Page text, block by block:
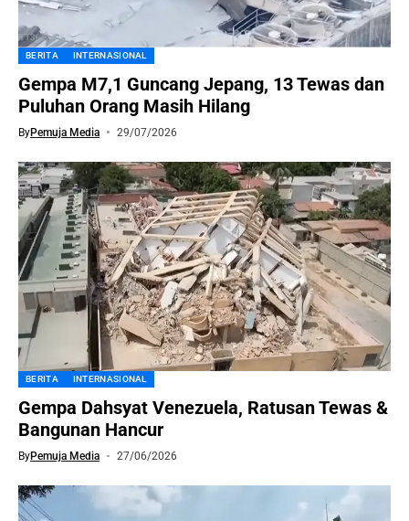
BERITA INTERNASIONAL
Gempa M7,1 Guncang Jepang, 13 Tewas dan
Puluhan Orang Masih Hilang
ByPemuja Media 29/07/2026
BERITA INTERNASIONAL
Gempa Dahsyat Venezuela, Ratusan Tewas &
Bangunan Hancur
ByPemuja Media 27/06/2026